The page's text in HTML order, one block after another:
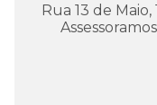
Rua 13 de